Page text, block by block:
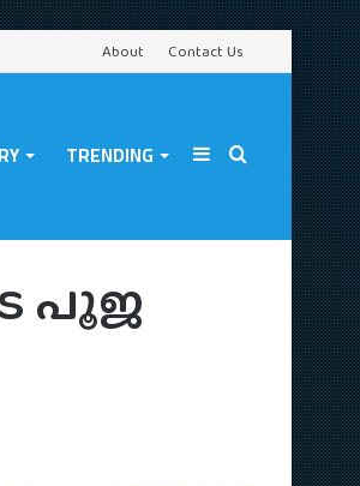
About Contact Us
TRENDING Search
Sidebar
പൂജ